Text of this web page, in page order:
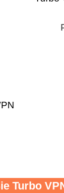
Turbo